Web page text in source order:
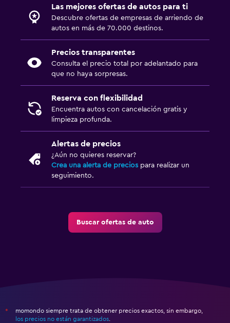
Las mejores ofertas de autos para ti
Descubre ofertas de empresas de arriendo de
autos en más de 70.000 destinos.
Precios transparentes
Consulta el precio total por adelantado para
que no haya sorpresas.
Reserva con flexibilidad
Encuentra autos con cancelación gratis y
limpieza profunda.
Alertas de precios
¿Aún no quieres reservar?
Crea una alerta de precios para realizar un
seguimiento.
Buscar ofertas de auto
*
momondo siempre trata de obtener precios exactos, sin embargo,
los precios no están garantizados.